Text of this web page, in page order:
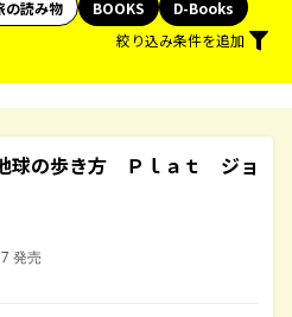
の読み物 BOOKS
D-Books
絞り込み条件を追加
球の歩き方 Ｐｌａｔ ジョ
発売